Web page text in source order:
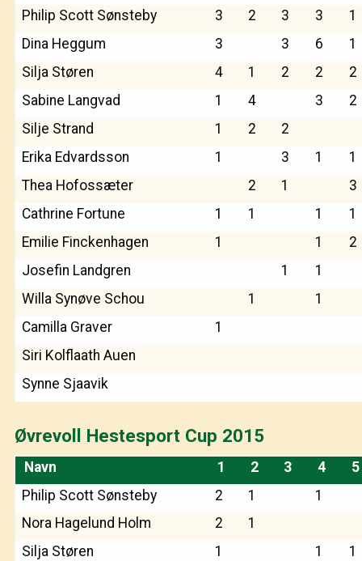
Philip Scott Sønsteby
3 2 3 3
1
Dina Heggum
3 3 6
1
Silja Støren
4 1 2 2
2
Sabine Langvad
1 4 3
2
Silje Strand
1 2
2
Erika Edvardsson
1 3 1
1
Thea Hofossæter
2 1
3
Cathrine Fortune
1 1 1
1
Emilie Finckenhagen
1 1
2
Josefin Landgren
1
1
Willa Synøve Schou
1
1
Camilla Graver
1
Siri Kolflaath Auen
Synne Sjaavik
Øvrevoll Hestesport Cup 2015
Navn 1 2 3 4
5
Philip Scott Sønsteby
2 1
1
Nora Hagelund Holm
2
1
Silja Støren
1 1 1